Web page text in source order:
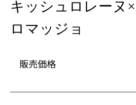
キッシュロレーヌ
ロマッジョ
販売価格